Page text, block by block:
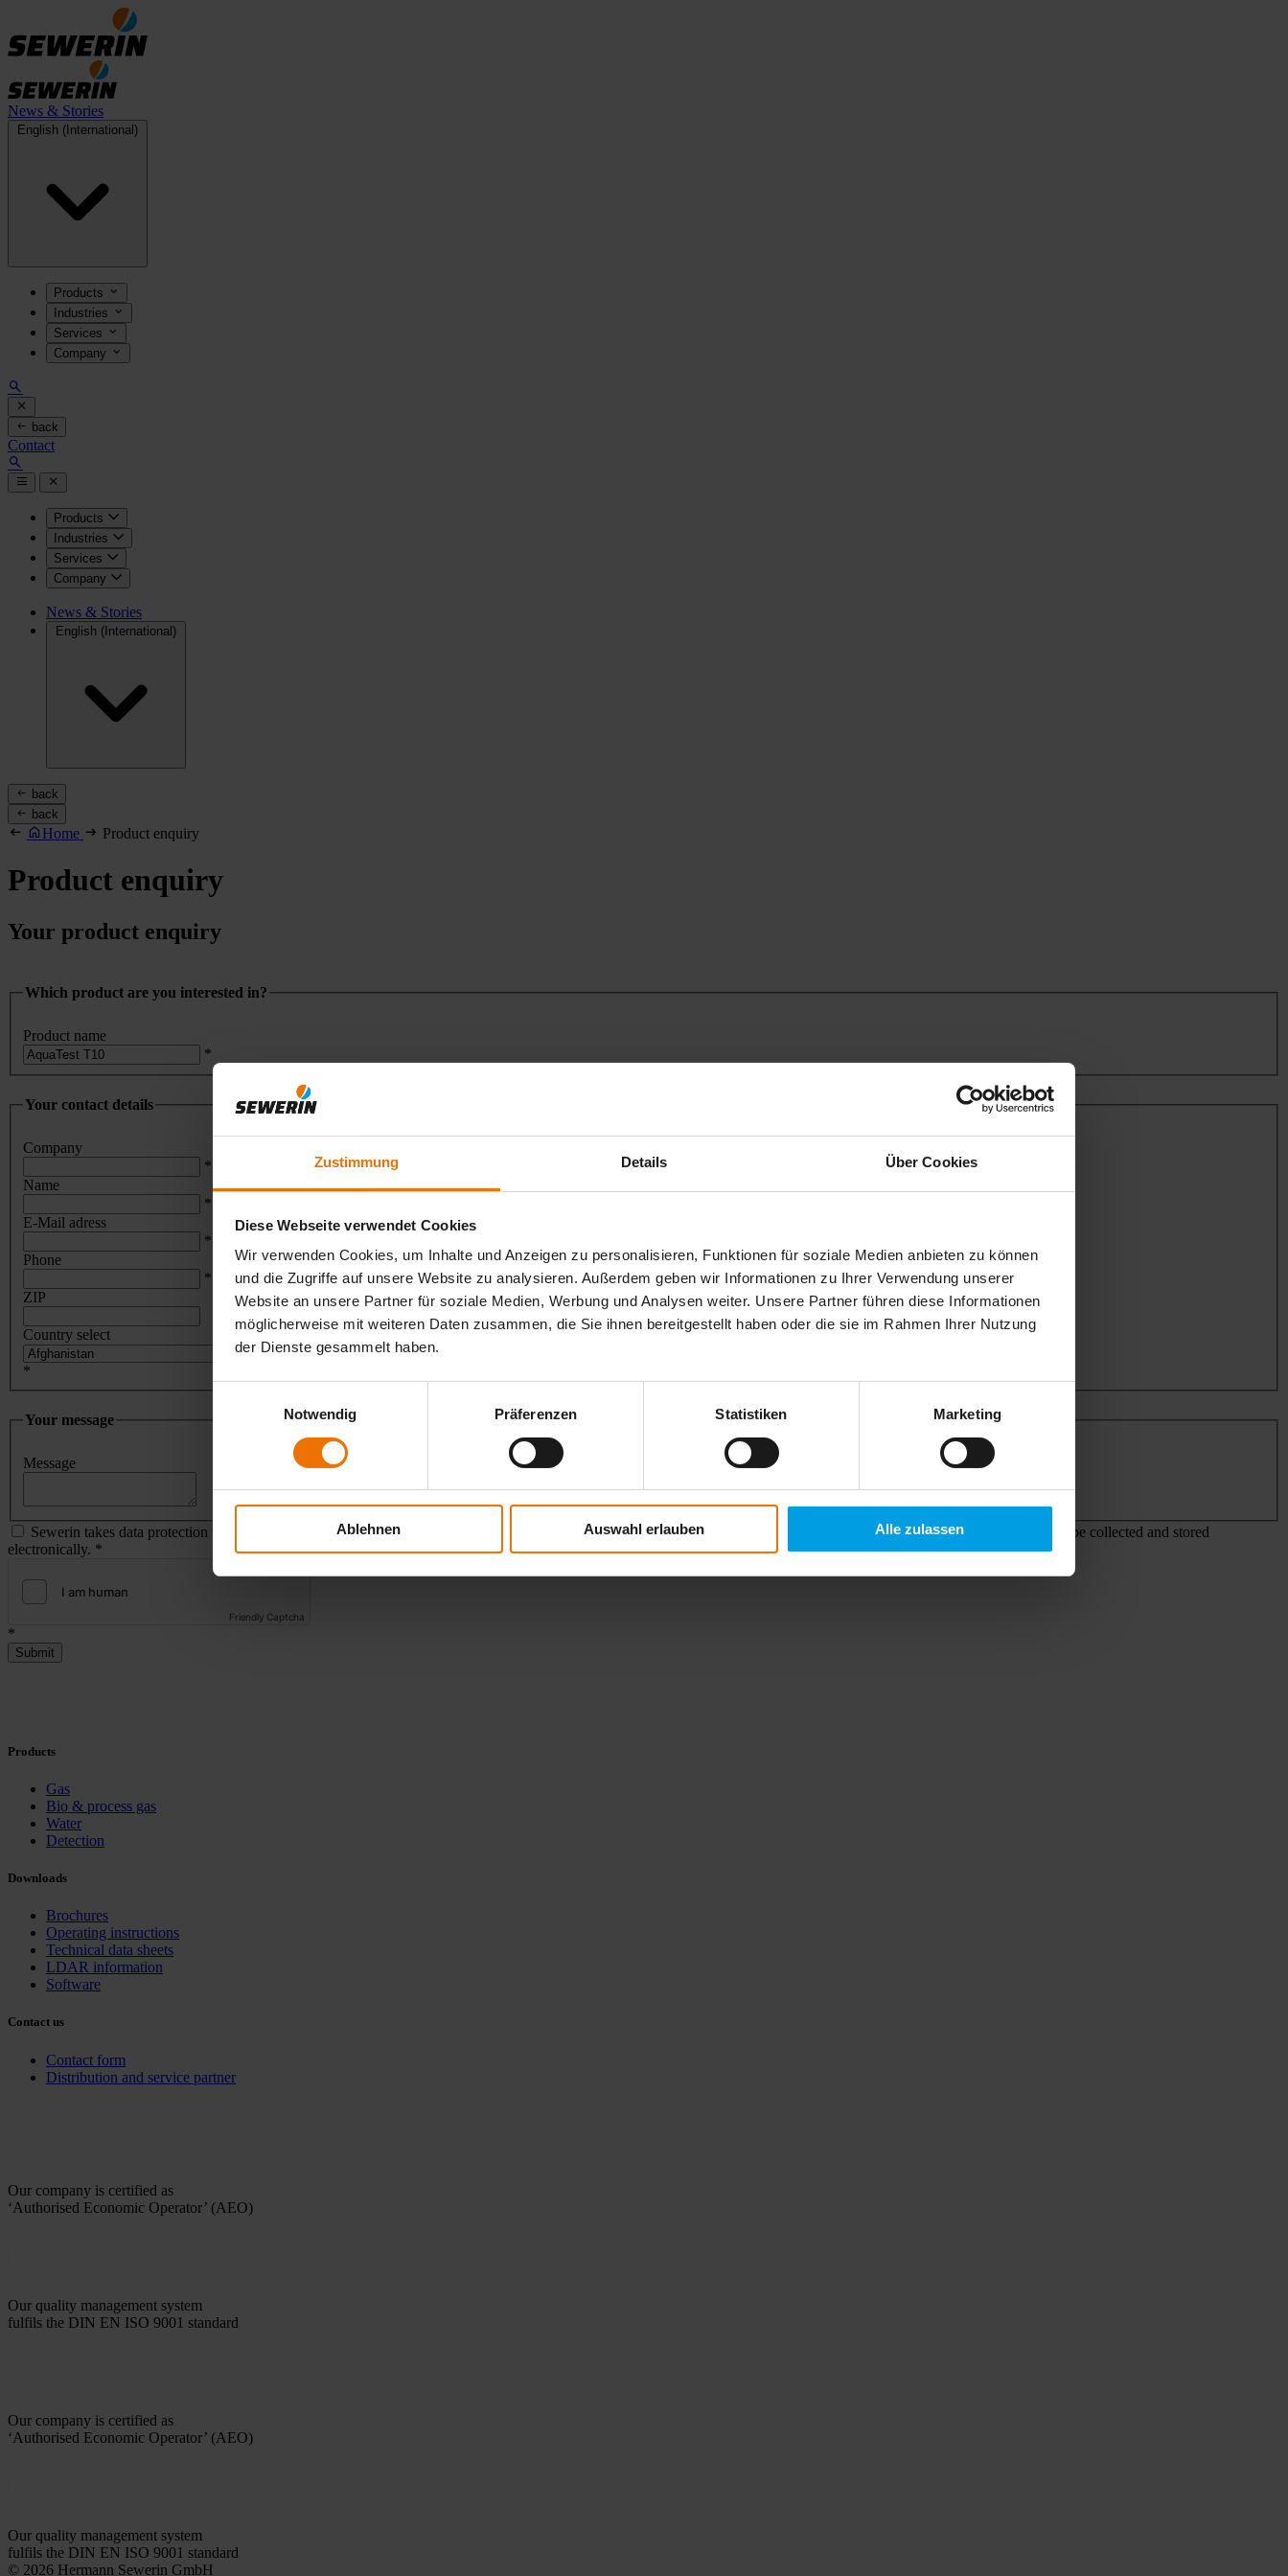
Zustimmung Details Über Cookies
Diese Webseite verwendet Cookies
Wir verwenden Cookies, um Inhalte und Anzeigen zu personalisieren, Funktionen für soziale Medien anbieten zu können
und die Zugriffe auf unsere Website zu analysieren. Außerdem geben wir Informationen zu Ihrer Verwendung unserer
Website an unsere Partner für soziale Medien, Werbung und Analysen weiter. Unsere Partner führen diese Informationen
möglicherweise mit weiteren Daten zusammen, die Sie ihnen bereitgestellt haben oder die sie im Rahmen Ihrer Nutzung
der Dienste gesammelt haben.
Einwilligungsauswahl
Notwendig
Präferenzen Statistiken Marketing
Ablehnen Auswahl erlauben Alle zulassen
News & Stories
English (International)
Products
Industries
Services
Company
back
Contact
Products
Industries
Services
Company
News & Stories
English (International)
back
back
Home Product enquiry
Product enquiry
Your product enquiry
Which product are you interested in?
Product name
*
Your contact details
Company
*
Name
*
E-Mail adress
*
Phone
*
ZIP
Country select
*
Your message
Message
Sewerin takes data protection very seriously and treats your personal data confidentially and in accordance with the statutory provisions. I agree that my details and data will be collected and stored
electronically. *
Friendly Captcha
*
Submit
Products
Gas
Bio & process gas
Water
Detection
Downloads
Brochures
Operating instructions
Technical data sheets
LDAR information
Software
Contact us
Contact form
Distribution and service partner
Our company is certified as
‘Authorised Economic Operator’ (AEO)
Our quality management system
fulfils the DIN EN ISO 9001 standard
Our company is certified as
‘Authorised Economic Operator’ (AEO)
Our quality management system
fulfils the DIN EN ISO 9001 standard
© 2026 Hermann Sewerin GmbH